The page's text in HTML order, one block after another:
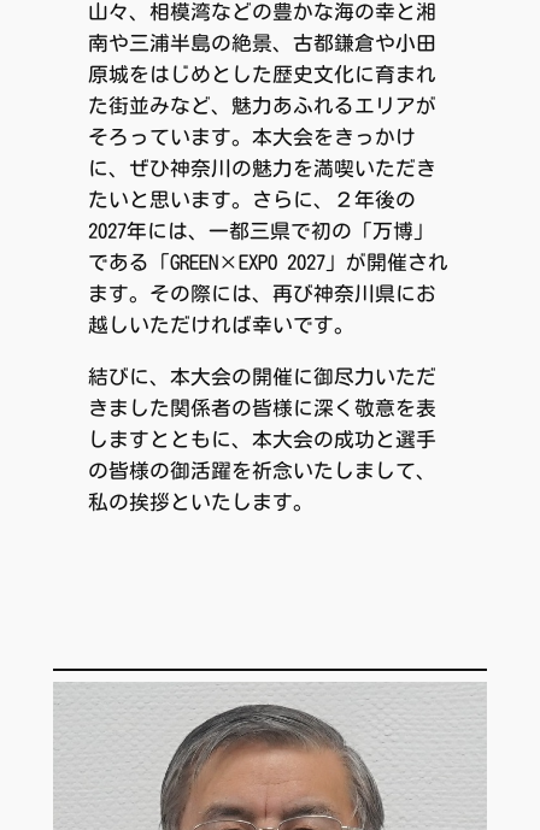
山々、相模湾などの豊かな海の幸と湘
南や三浦半島の絶景、古都鎌倉や小田
原城をはじめとした歴史文化に育まれ
た街並みなど、魅力あふれるエリアが
そろっています。本大会をきっかけ
に、ぜひ神奈川の魅力を満喫いただき
たいと思います。さらに、２年後の
2027年には、一都三県で初の「万博」
である「GREEN×EXPO 2027」が開催され
ます。その際には、再び神奈川県にお
越しいただければ幸いです。
結びに、本大会の開催に御尽力いただ
きました関係者の皆様に深く敬意を表
しますとともに、本大会の成功と選手
の皆様の御活躍を祈念いたしまして、
私の挨拶といたします。